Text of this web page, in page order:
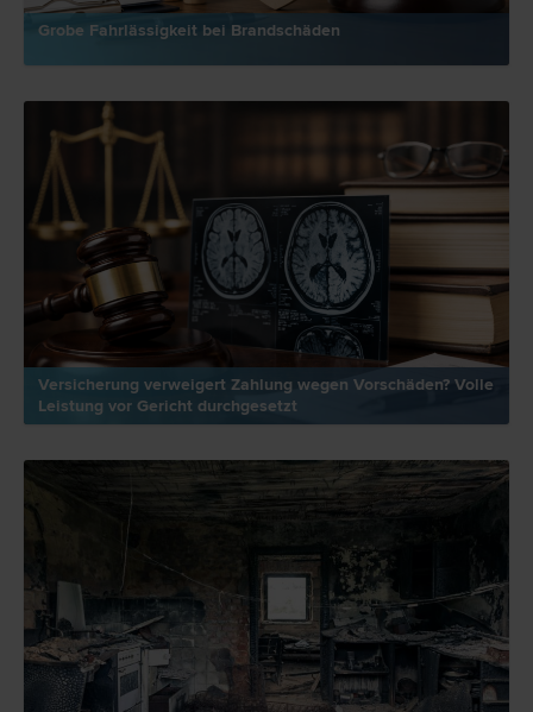
Grobe Fahrlässigkeit bei Brandschäden
Versicherung verweigert Zahlung wegen Vorschäden? Volle
Leistung vor Gericht durchgesetzt